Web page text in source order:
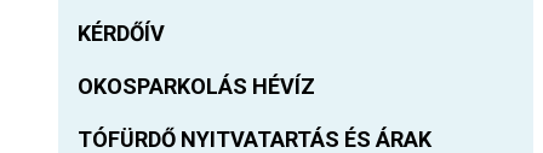
KÉRDŐÍV
OKOSPARKOLÁS HÉVÍZ
TÓFÜRDŐ NYITVATARTÁS ÉS ÁRAK